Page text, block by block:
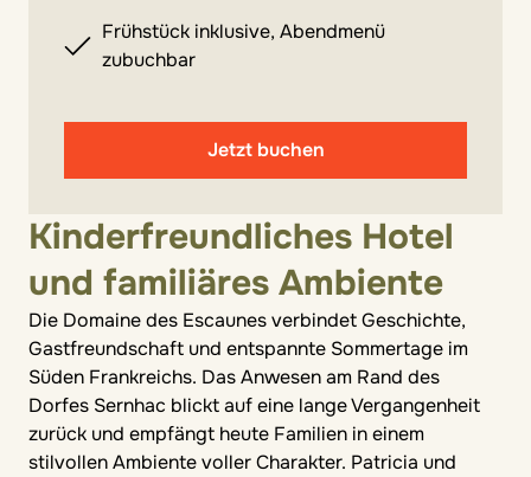
Frühstück inklusive, Abendmenü
zubuchbar
Jetzt buchen
Kinderfreundliches Hotel
und familiäres Ambiente
Die Domaine des Escaunes verbindet Geschichte,
Gastfreundschaft und entspannte Sommertage im
Süden Frankreichs. Das Anwesen am Rand des
Dorfes Sernhac blickt auf eine lange Vergangenheit
zurück und empfängt heute Familien in einem
stilvollen Ambiente voller Charakter. Patricia und